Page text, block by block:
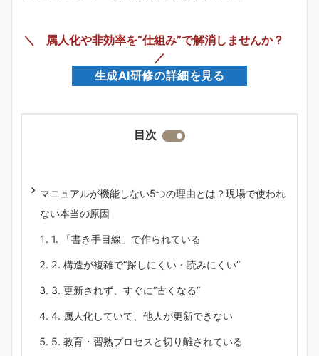
＼ 属人化や非効率を“仕組み”で解消しませんか？
／
生成AI研修の詳細を見る
目次
マニュアルが機能しない5つの理由とは？現場で使われ
ない本当の原因
1. 「書き手目線」で作られている
2. 構造が複雑で“探しにくい・読みにくい”
3. 更新されず、すぐに“古くなる”
4. 属人化していて、他人が更新できない
5. 教育・習熟プロセスと切り離されている